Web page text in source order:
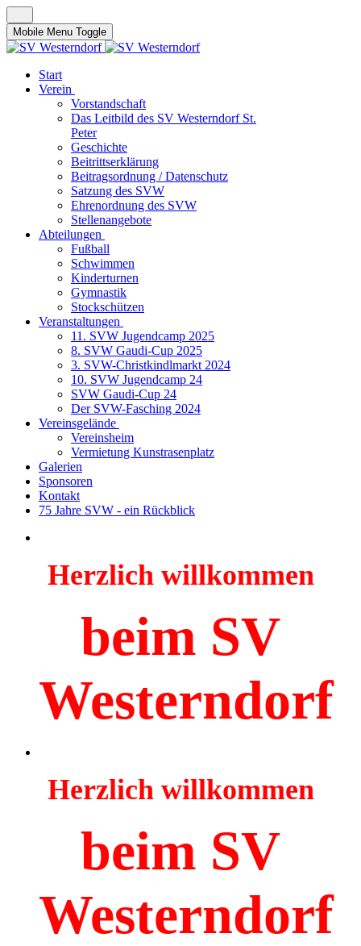
Mobile Menu Toggle
Start
Verein
Vorstandschaft
Das Leitbild des SV Westerndorf St.
Peter
Geschichte
Beitrittserklärung
Beitragsordnung / Datenschutz
Satzung des SVW
Ehrenordnung des SVW
Stellenangebote
Abteilungen
Fußball
Schwimmen
Kinderturnen
Gymnastik
Stockschützen
Veranstaltungen
11. SVW Jugendcamp 2025
8. SVW Gaudi-Cup 2025
3. SVW-Christkindlmarkt 2024
10. SVW Jugendcamp 24
SVW Gaudi-Cup 24
Der SVW-Fasching 2024
Vereinsgelände
Vereinsheim
Vermietung Kunstrasenplatz
Galerien
Sponsoren
Kontakt
75 Jahre SVW - ein Rückblick
Herzlich willkommen
beim SV
Westerndorf
Herzlich willkommen
beim SV
Westerndorf